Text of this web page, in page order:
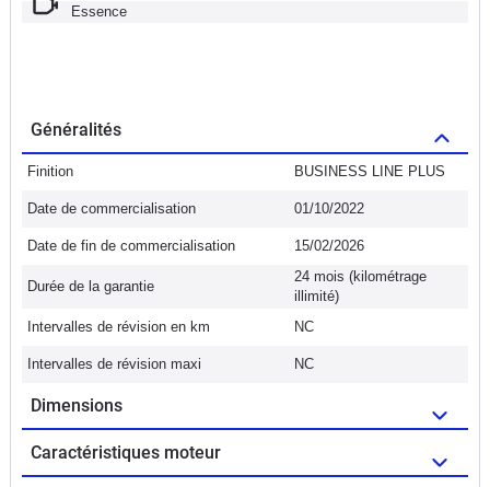
Essence
Généralités
Finition BUSINESS LINE PLUS
Date de commercialisation 01/10/2022
Date de fin de commercialisation 15/02/2026
Durée de la garantie
24 mois (kilométrage
illimité)
Intervalles de révision en km
NC
Intervalles de révision maxi NC
Dimensions
Caractéristiques moteur